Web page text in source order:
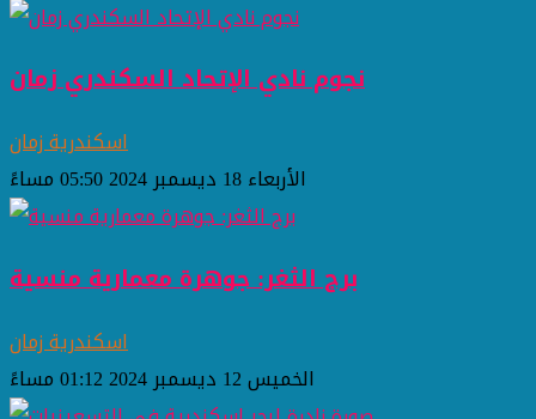
نجوم نادي الإتحاد السكندري زمان
اسكندرية زمان
الأربعاء 18 ديسمبر 2024 05:50 مساءً
برج الثغر: جوهرة معمارية منسية
اسكندرية زمان
الخميس 12 ديسمبر 2024 01:12 مساءً